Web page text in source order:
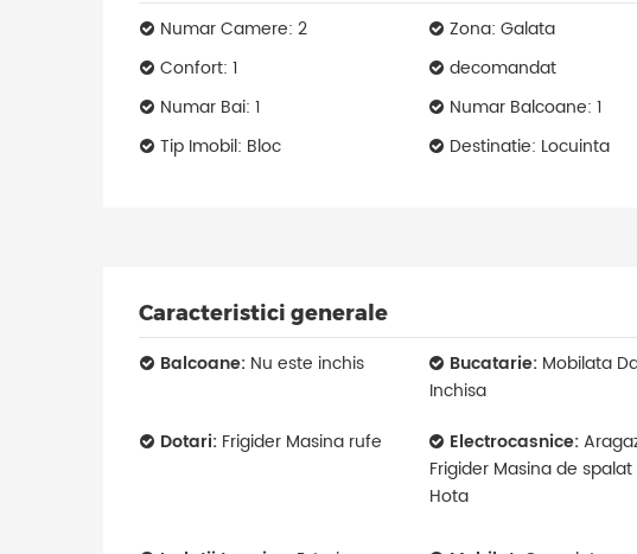
Numar Camere: 2 Zona: Galata
Confort: 1
decomandat
Numar Bai: 1
Numar Balcoane: 1
Tip Imobil: Bloc
Destinatie: Locuinta
Caracteristici generale
Balcoane:Nu este inchis Bucatarie: Mobilata
Inchisa
Dotari:Frigider Masina rufe Electrocasnice:
Frigider Masina de
Hota